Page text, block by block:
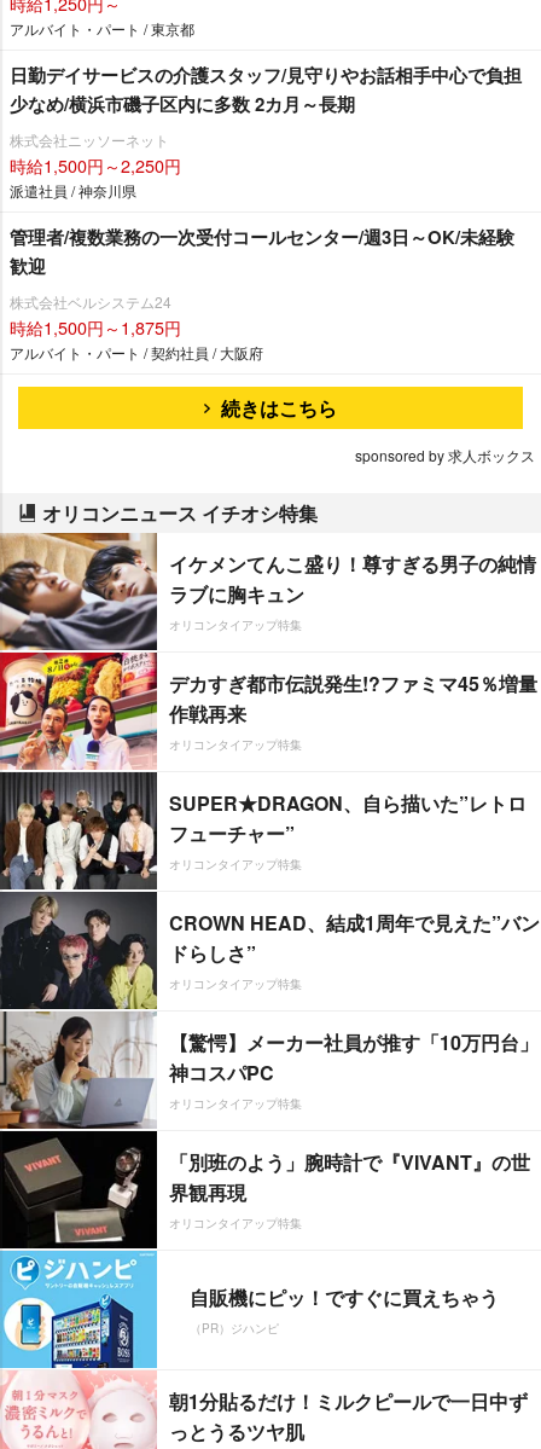
アルバイト・パート / 東京都
日勤デイサービスの介護スタッフ/見守りやお話相手中心で負担
少なめ/横浜市磯子区内に多数 2カ月～長期
株式会社ニッソーネット
時給1,500円～2,250円
派遣社員 / 神奈川県
管理者/複数業務の一次受付コールセンター/週3日～OK/未経験
歓迎
株式会社ベルシステム24
時給1,500円～1,875円
アルバイト・パート / 契約社員 / 大阪府
続きはこちら
sponsored by 求人ボックス
オリコンニュース イチオシ特集
イケメンてんこ盛り！尊すぎる男子の純情
ラブに胸キュン
オリコンタイアップ特集
デカすぎ都市伝説発生!?ファミマ45％増量
作戦再来
オリコンタイアップ特集
SUPER★DRAGON、自ら描いた”レトロ
フューチャー”
オリコンタイアップ特集
CROWN HEAD、結成1周年で見えた”バン
ドらしさ”
オリコンタイアップ特集
【驚愕】メーカー社員が推す「10万円台」
神コスパPC
オリコンタイアップ特集
「別班のよう」腕時計で『VIVANT』の世
界観再現
オリコンタイアップ特集
自販機にピッ！ですぐに買えちゃう
（PR）ジハンピ
朝1分貼るだけ！ミルクピールで一日中ず
っとうるツヤ肌